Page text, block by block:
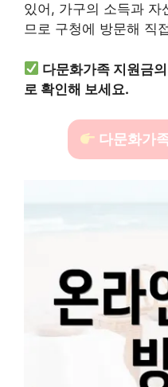
있어, 가구의 소득과 자
므로 구청에 방문해 직
다문화가족 지원금
로 확인해 보세요.
다문화가